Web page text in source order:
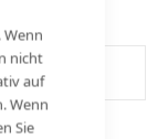
nicht
auf
Wenn
Sie